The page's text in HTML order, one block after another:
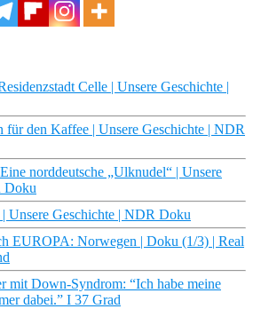
Celle | Unsere Geschichte |
für den Kaffee | Unsere Geschichte | NDR
norddeutsche „Ulknudel“ | Unsere
Doku
Unsere Geschichte | NDR Doku
EUROPA: Norwegen | Doku (1/3) | Real
mit Down-Syndrom: “Ich habe meine
dabei.” I 37 Grad